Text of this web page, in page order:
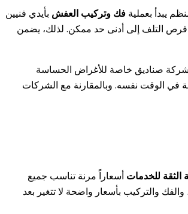
يبدأ بعملية فك وتركيب العفش بأيدي فنيين
فرص التلف إلى أدنى حد ممكن. لذلك، يضمن
الشركة صناديق خاصة للأغراض الحساسة
في الوقت نفسه. وبالمقارنة مع الشركات
الثقة للخدمات أسعاراً مرنة تناسب جميع
والفك والتركيب بأسعار واضحة لا تتغير بعد